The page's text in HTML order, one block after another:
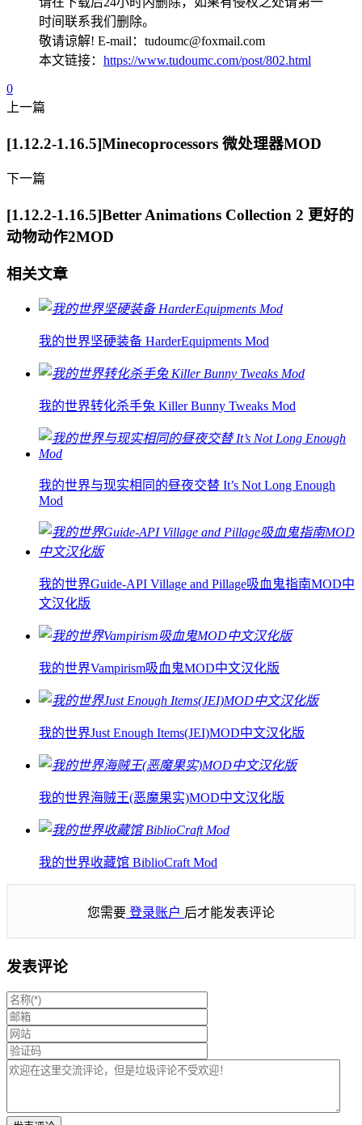
时间联系我们删除。
敬请谅解! E-mail：tudoumc@foxmail.com
本文链接： https://www.tudoumc.com/post/802.html
0
上一篇
[1.12.2-1.16.5]Minecoprocessors 微处理器MOD
下一篇
[1.12.2-1.16.5]Better Animations Collection 2 更好的
动物动作2MOD
相关文章
我的世界坚硬装备 HarderEquipments Mod
我的世界转化杀手兔 Killer Bunny Tweaks Mod
我的世界与现实相同的昼夜交替 It’s Not Long Enough
Mod
我的世界Guide-API Village and Pillage吸血鬼指南MOD中
文汉化版
我的世界Vampirism吸血鬼MOD中文汉化版
我的世界Just Enough Items(JEI)MOD中文汉化版
我的世界海贼王(恶魔果实)MOD中文汉化版
我的世界收藏馆 BiblioCraft Mod
您需要 登录账户 后才能发表评论
发表评论